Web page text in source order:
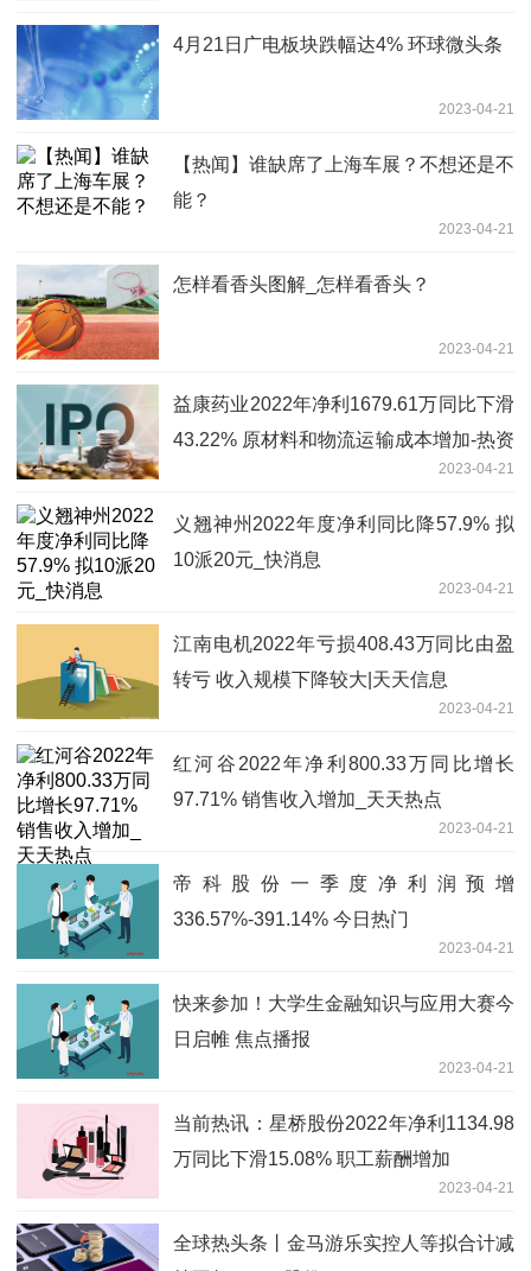
4月21日广电板块跌幅达4% 环球微头条
2023-04-21
【热闻】谁缺席了上海车展？不想还是不
能？
2023-04-21
怎样看香头图解_怎样看香头？
2023-04-21
益康药业2022年净利1679.61万同比下滑
43.22% 原材料和物流运输成本增加-热资
2023-04-21
义翘神州2022年度净利同比降57.9% 拟
10派20元_快消息
2023-04-21
江南电机2022年亏损408.43万同比由盈
转亏 收入规模下降较大|天天信息
2023-04-21
红河谷2022年净利800.33万同比增长
97.71% 销售收入增加_天天热点
2023-04-21
帝科股份一季度净利润预增
336.57%-391.14% 今日热门
2023-04-21
快来参加！大学生金融知识与应用大赛今
日启帷 焦点播报
2023-04-21
当前热讯：星桥股份2022年净利1134.98
万同比下滑15.08% 职工薪酬增加
2023-04-21
全球热头条丨金马游乐实控人等拟合计减